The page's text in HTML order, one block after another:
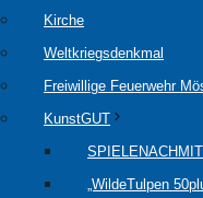
Kirche
Weltkriegsdenkmal
Freiwillige Feuerwehr
KunstGUT
„WildeTulpen